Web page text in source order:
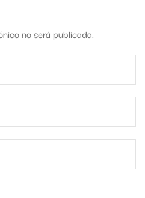
no será publicada.